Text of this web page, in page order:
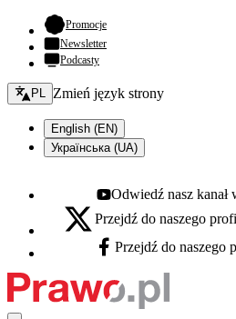
Promocje- otwiera się w nowej karcie
Newsletter
Podcasty
Zmień język - bieżący:
PL Zmień język strony
English (EN)
Українська (UA)
Youtube - otwiera się w nowej
Odwiedź nasz kanał
X - otwiera się w nowej karcie
Przejdź do naszego
Facebook - otwiera się w nowej
Przejdź do naszego